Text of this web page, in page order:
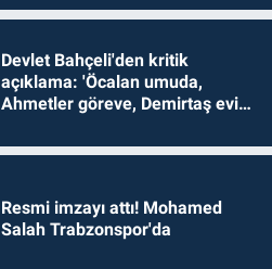
Devlet Bahçeli'den kritik
açıklama: 'Öcalan umuda,
Ahmetler göreve, Demirtaş evine
Resmi imzayı attı! Mohamed
Salah Trabzonspor'da